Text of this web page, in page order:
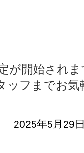
が開始され
ッフまでお
2025年5月29